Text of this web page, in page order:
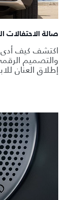
صالة الاحتفالات
اكتشف كيف أدى
والتصميم
إطلاق العنان